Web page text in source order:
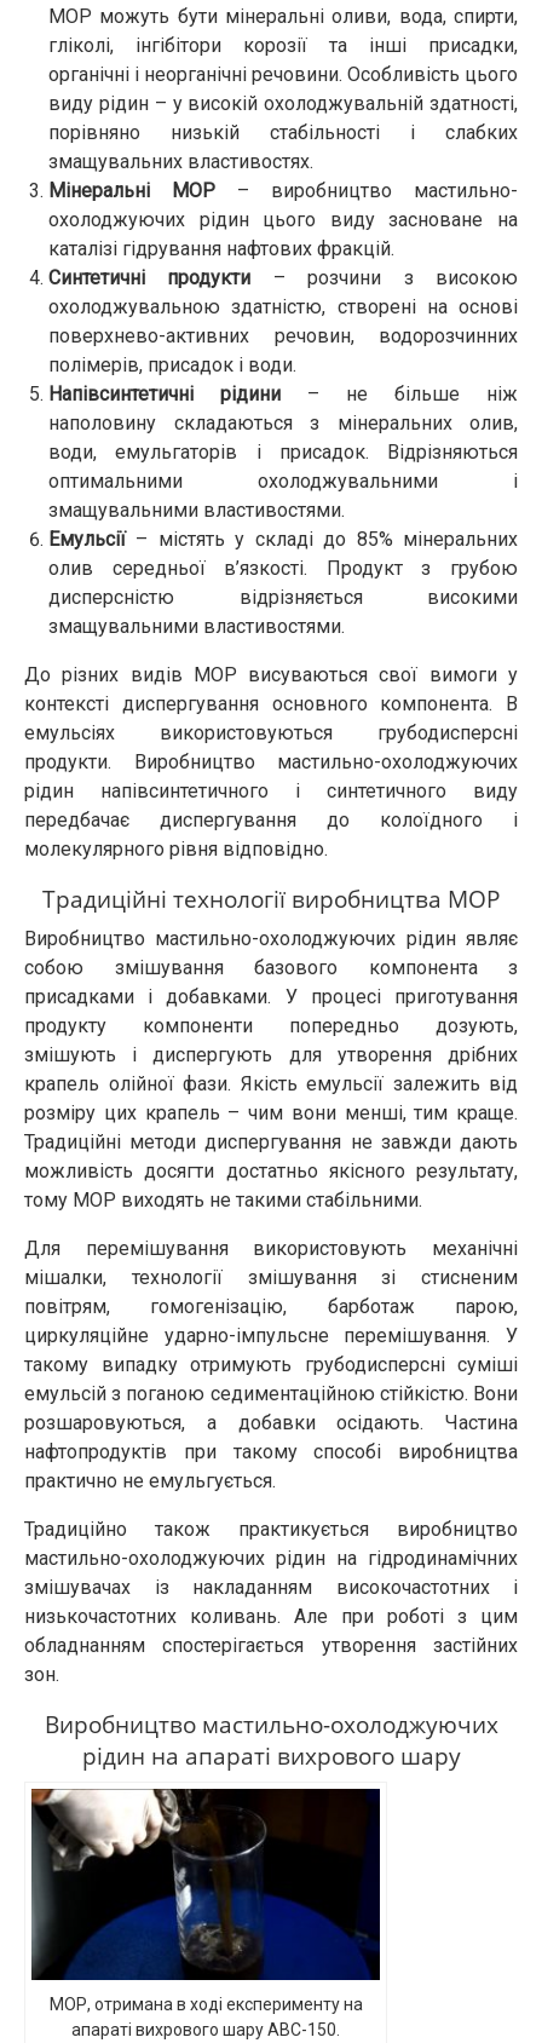
МОР можуть бути мінеральні оливи, вода, спирти,
гліколі, інгібітори корозії та інші присадки,
органічні і неорганічні речовини. Особливість цього
виду рідин – у високій охолоджувальній здатності,
порівняно низькій стабільності і слабких
змащувальних властивостях.
Мінеральні МОР – виробництво мастильно-
охолоджуючих рідин цього виду засноване на
каталізі гідрування нафтових фракцій.
Синтетичні продукти – розчини з високою
охолоджувальною здатністю, створені на основі
поверхнево-активних речовин, водорозчинних
полімерів, присадок і води.
Напівсинтетичні рідини – не більше ніж
наполовину складаються з мінеральних олив,
води, емульгаторів і присадок. Відрізняються
оптимальними охолоджувальними і
змащувальними властивостями.
Емульсії– містять у складі до 85% мінеральних
олив середньої в’язкості. Продукт з грубою
дисперсністю відрізняється високими
змащувальними властивостями.
До різних видів МОР висуваються свої вимоги у
контексті диспергування основного компонента. В
емульсіях використовуються грубодисперсні
продукти. Виробництво мастильно-охолоджуючих
рідин напівсинтетичного і синтетичного виду
передбачає диспергування до колоїдного і
молекулярного рівня відповідно.
Традиційні технології виробництва МОР
Виробництво мастильно-охолоджуючих рідин являє
собою змішування базового компонента з
присадками і добавками. У процесі приготування
продукту компоненти попередньо дозують,
змішують і диспергують для утворення дрібних
крапель олійної фази. Якість емульсії залежить від
розміру цих крапель – чим вони менші, тим краще.
Традиційні методи диспергування не завжди дають
можливість досягти достатньо якісного результату,
тому МОР виходять не такими стабільними.
Для перемішування використовують механічні
мішалки, технології змішування зі стисненим
повітрям, гомогенізацію, барботаж парою,
циркуляційне ударно-імпульсне перемішування. У
такому випадку отримують грубодисперсні суміші
емульсій з поганою седиментаційною стійкістю. Вони
розшаровуються, а добавки осідають. Частина
нафтопродуктів при такому способі виробництва
практично не емульгується.
Традиційно також практикується виробництво
мастильно-охолоджуючих рідин на гідродинамічних
змішувачах із накладанням високочастотних і
низькочастотних коливань. Але при роботі з цим
обладнанням спостерігається утворення застійних
зон.
Виробництво мастильно-охолоджуючих
рідин на апараті вихрового шару
МОР, отримана в ході експерименту на
апараті вихрового шару АВС-150.